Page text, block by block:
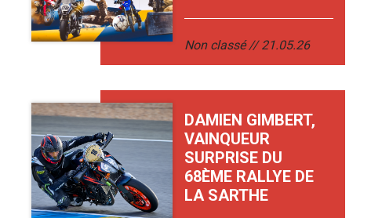
Non classé 21.05.26
DAMIEN GIMBERT,
VAINQUEUR
SURPRISE DU
68ÈME RALLYE DE
LA SARTHE